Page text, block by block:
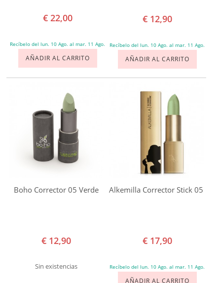
DESMAQUILLAJE
ROSTRO
CUERPO
€ 22,00
Recíbelo del lun. 10 Ago. al mar. 11 Ago.
AÑADIR AL CARRITO
€ 12,90
Recíbelo del lun. 10 Ago. al mar. 11 Ago.
AÑADIR AL CARRITO
Boho Corrector 05 Verde
€ 12,90
Sin existencias
Alkemilla Corrector Stick 05
€ 17,90
Recíbelo del lun. 10 Ago. al mar. 11 Ago.
AÑADIR AL CARRITO
Logona
Mádara
Montalto
Makeup
Ecocert